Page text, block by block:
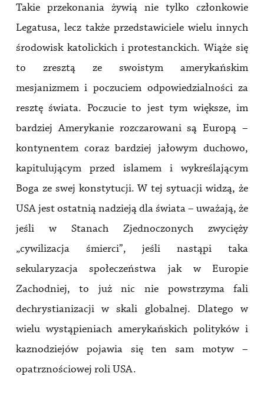
Takie przekonania żywią nie tylko członkowie
Legatusa, lecz także przedstawiciele wielu innych
środowisk katolickich i protestanckich. Wiąże się
to zresztą ze swoistym amerykańskim
mesjanizmem i poczuciem odpowiedzialności za
resztę świata. Poczucie to jest tym większe, im
bardziej Amerykanie rozczarowani są Europą –
kontynentem coraz bardziej jałowym duchowo,
kapitulującym przed islamem i wykreślającym
Boga ze swej konstytucji. W tej sytuacji widzą, że
USA jest ostatnią nadzieją dla świata – uważają, że
jeśli w Stanach Zjednoczonych zwycięży
„cywilizacja śmierci”, jeśli nastąpi taka
sekularyzacja społeczeństwa jak w Europie
Zachodniej, to już nic nie powstrzyma fali
dechrystianizacji w skali globalnej. Dlatego w
wielu wystąpieniach amerykańskich polityków i
kaznodziejów pojawia się ten sam motyw –
opatrznościowej roli USA.